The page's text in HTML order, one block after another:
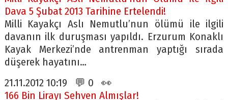
Dava 5 Şubat 2013 Tarihine Ertelendi!
Milli Kayakçı Aslı Nemutlu’nun ölümü ile ilgili
davanın ilk duruşması yapıldı. Erzurum Konaklı
Kayak Merkezi’nde antrenman yaptığı sırada
düşerek hayatını…
21.11.2012 10:19 💬 0 👀
166 Bin Lirayı Sehven Almışlar!